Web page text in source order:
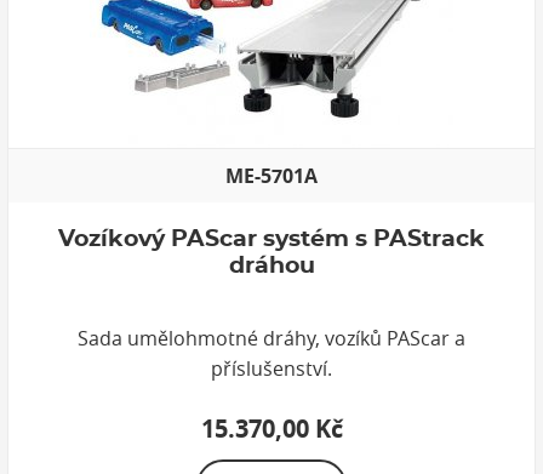
ME-5701A
Vozíkový PAScar systém s PAStrack
dráhou
Sada umělohmotné dráhy, vozíků PAScar a
příslušenství.
15.370,00 Kč